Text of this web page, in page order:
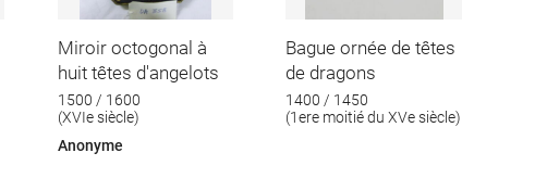
Miroir octogonal à
huit têtes d'angelots
1500 / 1600
(XVIe siècle)
Anonyme
Bague ornée de têtes
de dragons
1400 / 1450
(1ere moitié du XVe siècle)